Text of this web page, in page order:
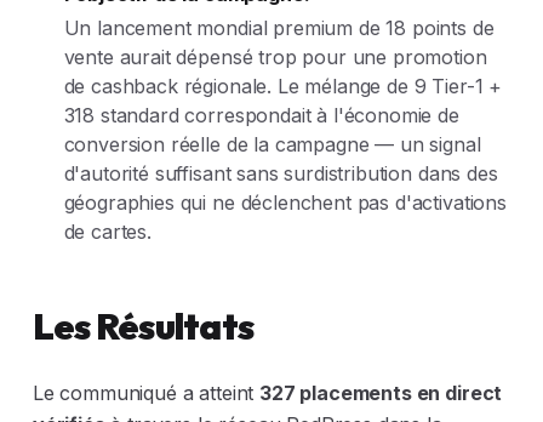
Un lancement mondial premium de 18 points de
vente aurait dépensé trop pour une promotion
de cashback régionale. Le mélange de 9 Tier-1 +
318 standard correspondait à l'économie de
conversion réelle de la campagne — un signal
d'autorité suffisant sans surdistribution dans des
géographies qui ne déclenchent pas d'activations
de cartes.
Les Résultats
Le communiqué a atteint 327 placements en direct